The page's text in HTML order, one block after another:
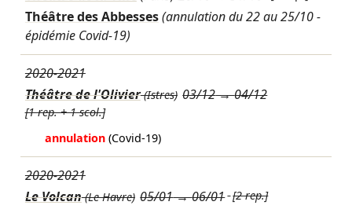
Théâtre des Abbesses(annulation du 22 au 25/10 -
épidémie Covid-19)
2020-2021
Théâtre de l'Olivier(Istres) 03/12→04/12
[1 rep. + 1 scol.]
annulation (Covid-19)
2020-2021
Le Volcan(Le Havre) 05/01→06/01 [2 rep.]